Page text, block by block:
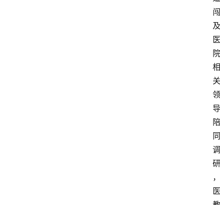
闯
及
医
院
相
关
领
导
陪
同
调
研
，
医